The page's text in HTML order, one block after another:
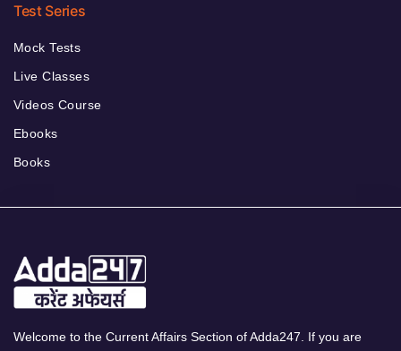
Test Series
Mock Tests
Live Classes
Videos Course
Ebooks
Books
Welcome to the Current Affairs Section of Adda247. If you are